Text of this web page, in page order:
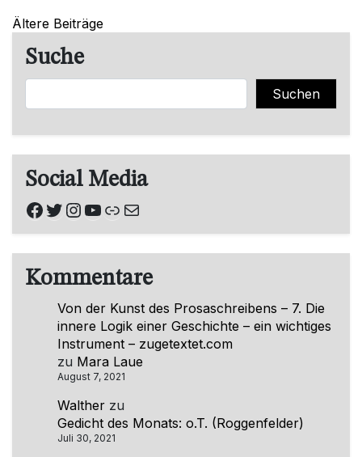
Beitragsnavigation
Ältere Beiträge
Suche
Suchen Suchen
Social Media
Facebook
Twitter
Instagram
YouTube
Link
E-Mail
Kommentare
Von der Kunst des Prosaschreibens – 7. Die
innere Logik einer Geschichte – ein wichtiges
Instrument – zugetextet.com
zu Mara Laue
August 7, 2021
Walther zu
Gedicht des Monats: o.T. (Roggenfelder)
Juli 30, 2021